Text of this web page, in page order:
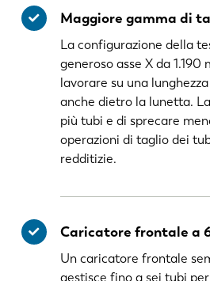
Maggiore gamma di
La configurazione della
generoso asse X da
lavorare su una
anche dietro la lunetta.
più tubi e di sprecare
operazioni di taglio dei
redditizie.
Caricatore frontale a
Un caricatore frontale
gestisce fino a sei tubi